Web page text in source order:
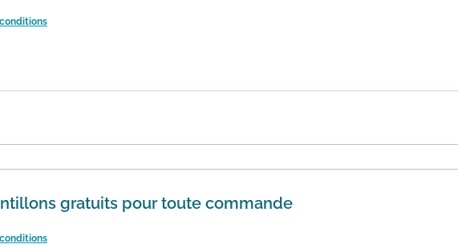
le site de vente en ligne de la marque Biotherm vous profitez de la
gratuits pour toute commande